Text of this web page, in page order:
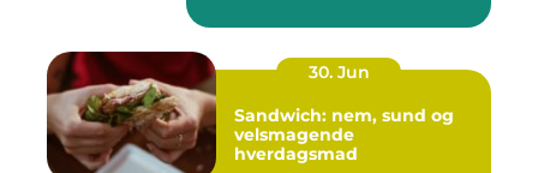
30. Jun
Sandwich: nem, sund og
velsmagende
hverdagsmad